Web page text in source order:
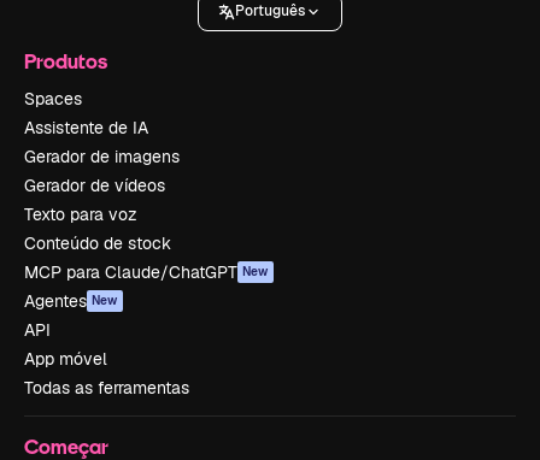
Português
Produtos
Spaces
Assistente de IA
Gerador de imagens
Gerador de vídeos
Texto para voz
Conteúdo de stock
MCP para Claude/ChatGPT New
Agentes New
API
App móvel
Todas as ferramentas
Começar